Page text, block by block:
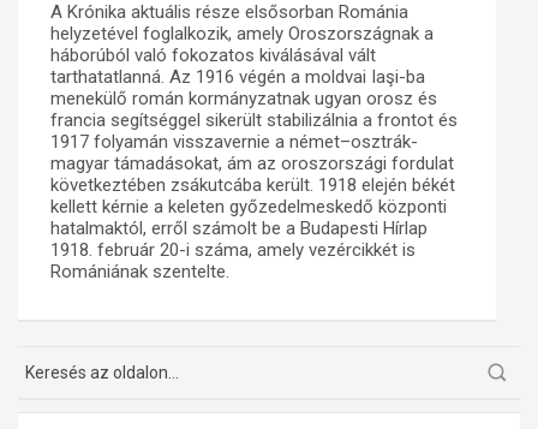
Utókor és emlékezet
Adatbázis
Emlékművek (feltöltés alatt)
Menekültek
Visszhang
Publikációk
Kapcsolat
Trianon-kommentár
Dokumentumok
A trianoni szerződés
A Krónika aktuális része elsősorban Románia
helyzetével foglalkozik, amely Oroszországnak a
háborúból való fokozatos kiválásával vált
tarthatatlanná. Az 1916 végén a moldvai Iaşi-ba
menekülő román kormányzatnak ugyan orosz és
francia segítséggel sikerült stabilizálnia a frontot és
1917 folyamán visszavernie a német–osztrák-
magyar támadásokat, ám az oroszországi fordulat
következtében zsákutcába került. 1918 elején békét
kellett kérnie a keleten győzedelmeskedő központi
hatalmaktól, erről számolt be a Budapesti Hírlap
1918. február 20-i száma, amely vezércikkét is
Romániának szentelte.